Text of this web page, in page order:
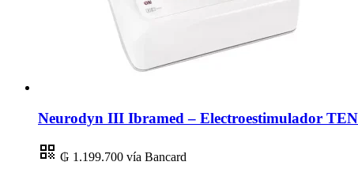
Neurodyn III Ibramed – Electroestimulador
₲ 1.199.700 vía Bancard